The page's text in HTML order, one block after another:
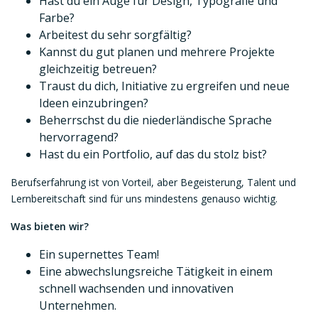
Farbe?
Arbeitest du sehr sorgfältig?
Kannst du gut planen und mehrere Projekte
gleichzeitig betreuen?
Traust du dich, Initiative zu ergreifen und neue
Ideen einzubringen?
Beherrschst du die niederländische Sprache
hervorragend?
Hast du ein Portfolio, auf das du stolz bist?
Berufserfahrung ist von Vorteil, aber Begeisterung, Talent und
Lernbereitschaft sind für uns mindestens genauso wichtig.
Was bieten wir?
Ein supernettes Team!
Eine abwechslungsreiche Tätigkeit in einem
schnell wachsenden und innovativen
Unternehmen.